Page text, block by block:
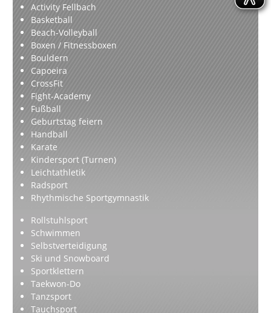
Activity Fellbach
Basketball
Beach-Volleyball
Boxen / Fitnessboxen
Bouldern
Capoeira
CrossFit
Fight-Academy
Fußball
Geburtstag feiern
Handball
Karate
Kindersport (Turnen)
Leichtathletik
Radsport
Rhythmische Sportgymnastik
Rollstuhlsport
Schwimmen
Selbstverteidigung
Ski und Snowboard
Sportklettern
Taekwon-Do
Tanzsport
Tauchsport